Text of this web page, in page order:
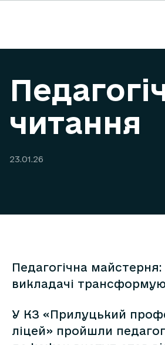
читання
23.01.26
Педагогічна
викладачі
У КЗ «Прилуцький
ліцей» пройшли